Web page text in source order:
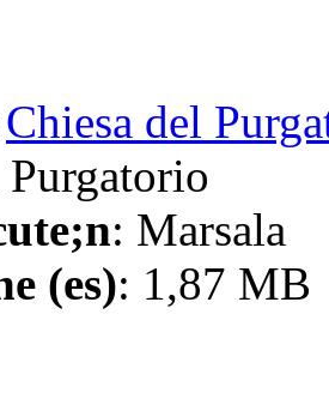
Chiesa del
: Marsala
(es): 1,87 MB